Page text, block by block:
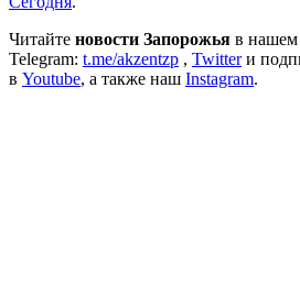
Читайте новости Запорожья в нашем
Telegram: t.me/akzentzp , Twitterи
в Youtube, а также наш Instagram.